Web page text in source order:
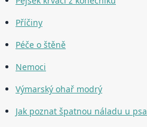
Příčiny
Péče o štěně
Nemoci
Výmarský ohař modrý
Jak poznat špatnou náladu u psa